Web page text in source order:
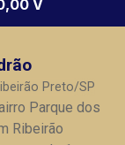
V
Preto/SP
Parque dos
Ribeirão